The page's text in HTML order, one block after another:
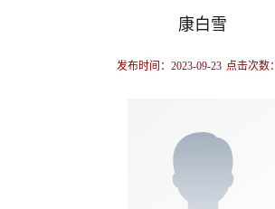
康白雪
发布时间：2023-09-23 点击次数：